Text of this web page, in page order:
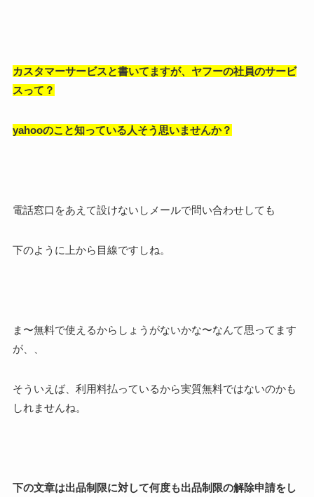
カスタマーサービスと書いてますが、ヤフーの社員のサービ
スって？
yahooのこと知っている人そう思いませんか？
電話窓口をあえて設けないしメールで問い合わせしても
下のように上から目線ですしね。
ま〜無料で使えるからしょうがないかな〜なんて思ってます
が、、
そういえば、利用料払っているから実質無料ではないのかも
しれませんね。
下の文章は出品制限に対して何度も出品制限の解除申請をし